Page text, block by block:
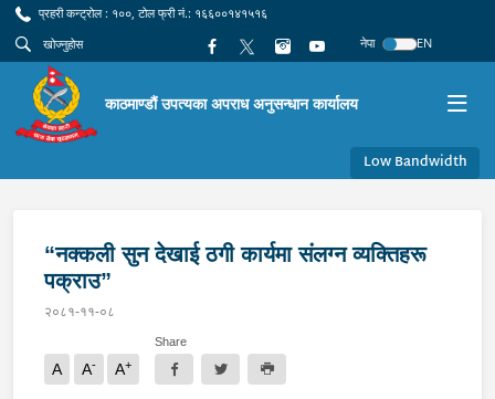
प्रहरी कन्ट्रोल : १००, टोल फ्री नं.: १६६००१४१५१६
नेपा
EN
काठमाण्डौं उपत्यका अपराध अनुसन्धान कार्यालय
Low Bandwidth
“नक्कली सुन देखाई ठगी कार्यमा संलग्न व्यक्तिहरू
पक्राउ”
२०८१-११-०८
A A- A+
Share